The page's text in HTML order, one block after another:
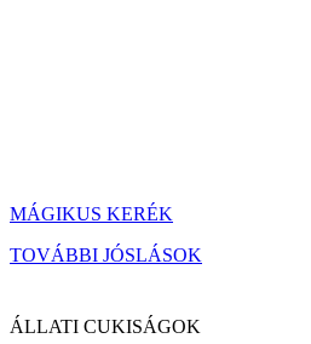
MÁGIKUS KERÉK
TOVÁBBI JÓSLÁSOK
ÁLLATI CUKISÁGOK